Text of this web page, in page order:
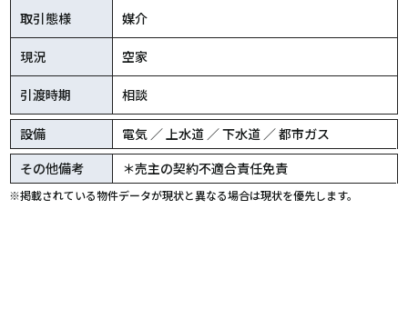
取引態様 媒介
現況 空家
引渡時期 相談
設備
電気 ／ 上水道 ／ 下水道 ／ 都市ガス
その他備考
＊売主の契約不適合責任免責
※掲載されている物件データが現状と異なる場合は現状を優先します。